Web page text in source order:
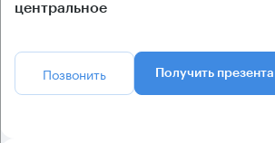
центральное
Позвонить Получить